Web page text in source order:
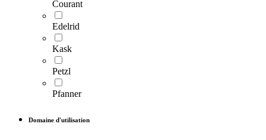
Courant
Edelrid
Kask
Petzl
Pfanner
Domaine d'utilisation